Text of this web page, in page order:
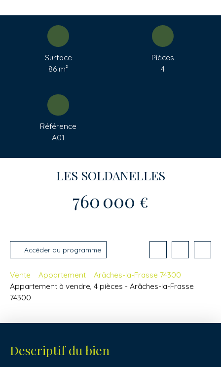
Surface
86 m²
Pièces
4
Référence
A01
LES SOLDANELLES
760 000 €
Accéder au programme
Vente Appartement
Arâches-la-Frasse 74300
Appartement à vendre, 4 pièces - Arâches-la-Frasse
74300
Descriptif du bien